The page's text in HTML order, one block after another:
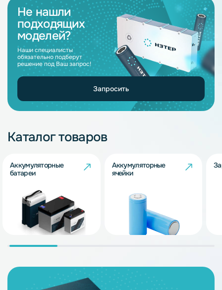
Не нашли
подходящих
моделей?
Наши специалисты
обязательно подберут
решение под Ваш запрос!
Запросить
Каталог товаров
Аккумуляторные
батареи
Аккумуляторные
ячейки